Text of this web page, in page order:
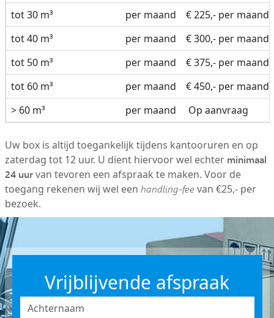
tot 30 m³
per maand
€ 225,- per maand
tot 40 m³
per maand
€ 300,- per maand
tot 50 m³
per maand
€ 375,- per maand
tot 60 m³
per maand
€ 450,- per maand
> 60 m³
per maand Op aanvraag
Uw box is altijd toegankelijk tijdens kantooruren en op
zaterdag tot 12 uur. U dient hiervoor wel echter minimaal
24 uurvan tevoren een afspraak te maken. Voor de
toegang rekenen wij wel een handling-feevan €25,- per
bezoek.
Vrijblijvende afspraak